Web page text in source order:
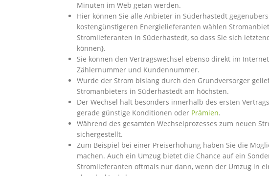
Minuten im Web getan werden.
Hier können Sie alle Anbieter in Süderhastedt
kostengünstigeren Energielieferanten wählen
Stromlieferanten in Süderhastedt, so dass Sie sich
können}.
Sie können den Vertragswechsel ebenso direkt im
Zählernummer und Kundennummer.
Wurde der Strom bislang durch den Grundversorger
Stromanbieters in Süderhastedt am höchsten.
Der Wechsel hält besonders innerhalb des ersten
gerade günstige Konditionen oder Prämien.
Während des gesamten Wechselprozesses zum neuen
sichergestellt.
Zum Beispiel bei einer Preiserhöhung haben Sie die
machen. Auch ein Umzug bietet die Chance auf ein
Stromlieferanten oftmals nur dann, wenn der Umzug in